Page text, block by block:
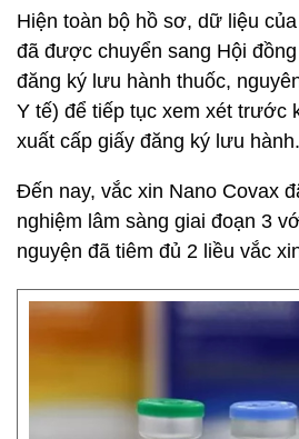
Hiện toàn bộ hồ sơ, dữ liệu
đã được chuyển sang Hội
đăng ký lưu hành thuốc,
Y tế) để tiếp tục xem xét trước
xuất cấp giấy đăng ký lưu hành.
Đến nay, vắc xin Nano Covax
nghiệm lâm sàng giai đoạn 3
nguyện đã tiêm đủ 2 liều vắc